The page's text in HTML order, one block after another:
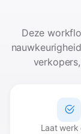
Deze
Laat werk